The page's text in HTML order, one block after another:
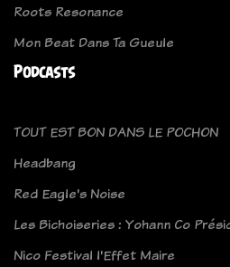
Roots Resonance
Mon Beat Dans Ta Gueule
Podcasts
TOUT EST BON DANS LE POCHON
Headbang
Red Eagle's Noise
Les Bichoiseries : Yohann Co
Nico Festival l'Effet Maire